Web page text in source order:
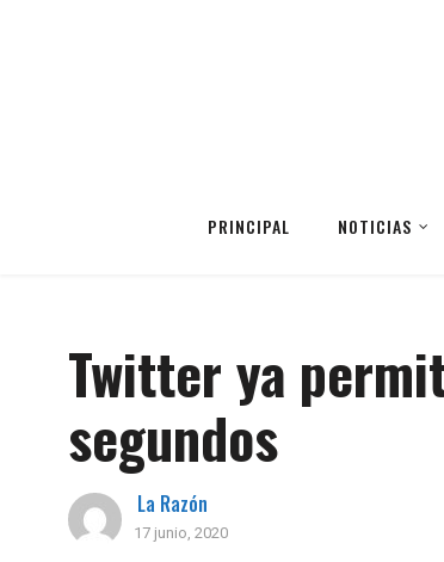
PRINCIPAL NOTICIAS
Twitter ya
segundos
La Razón
17 junio, 2020